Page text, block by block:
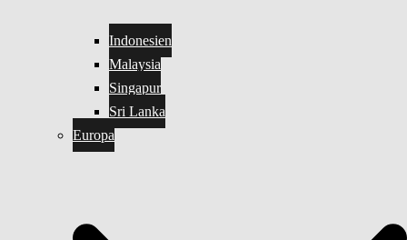
Indonesien
Malaysia
Singapur
Sri Lanka
Europa